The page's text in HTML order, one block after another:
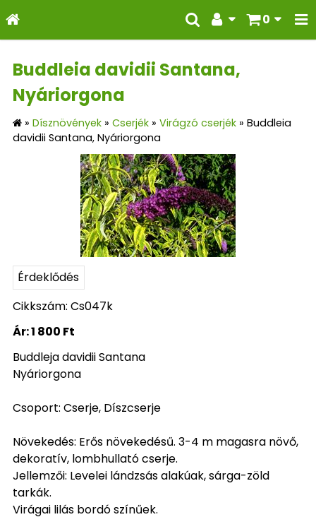
0
Buddleia davidii Santana,
Nyáriorgona
» Dísznövények » Cserjék » Virágzó cserjék » Buddleia
davidii Santana, Nyáriorgona
Érdeklődés
Cikkszám: Cs047k
Ár:1 800 Ft
Buddleja davidii Santana
Nyáriorgona
Csoport: Cserje, Díszcserje
Növekedés: Erős növekedésű. 3-4 m magasra növő,
dekoratív, lombhullató cserje.
Jellemzői: Levelei lándzsás alakúak, sárga-zöld
tarkák.
Virágai lilás bordó színűek.